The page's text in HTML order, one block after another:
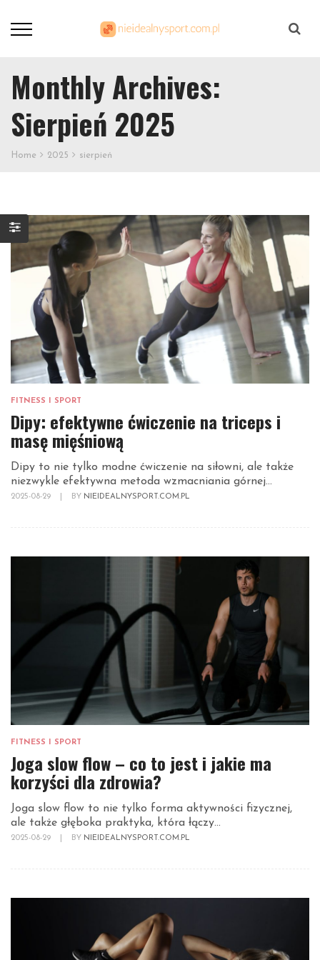
Monthly Archives:
Sierpień 2025
Home 2025 sierpień
FITNESS I SPORT
Dipy: efektywne ćwiczenie na triceps i
masę mięśniową
Dipy to nie tylko modne ćwiczenie na siłowni, ale także
niezwykle efektywna metoda wzmacniania górnej...
2025-08-29 BY NIEIDEALNYSPORT.COM.PL
FITNESS I SPORT
Joga slow flow – co to jest i jakie ma
korzyści dla zdrowia?
Joga slow flow to nie tylko forma aktywności fizycznej,
ale także głęboka praktyka, która łączy...
2025-08-29 BY NIEIDEALNYSPORT.COM.PL